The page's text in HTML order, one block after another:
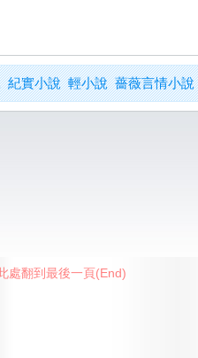
紀實小說 輕小說 薔薇言情小說
處翻到最後一頁(End)